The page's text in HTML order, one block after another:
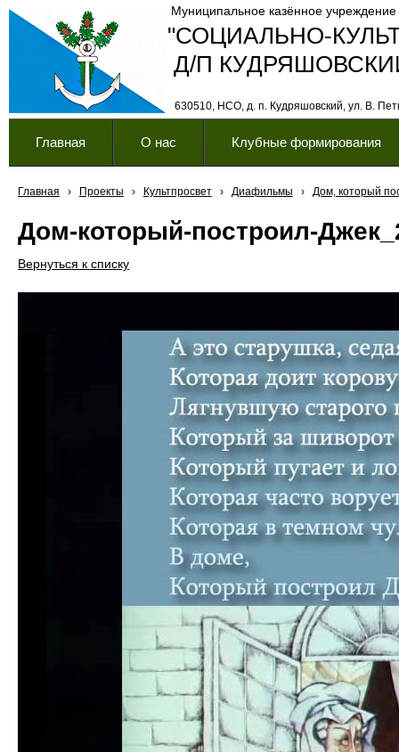
"СОЦИАЛЬНО-
630510, НСО, д. п. Кудряшовский, ул. В.
Муниципальное казённое учреждение
Д/П
Главная О нас Клубные формирования
Главная › Проекты › Культпросвет › Диафильмы › Дом, который
Дом-который-построил-
Вернуться к списку